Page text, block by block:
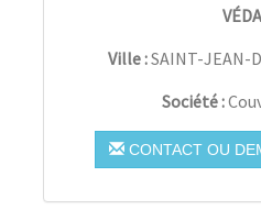
Ville :SAINT-JEAN-
Société :
CONTACT OU